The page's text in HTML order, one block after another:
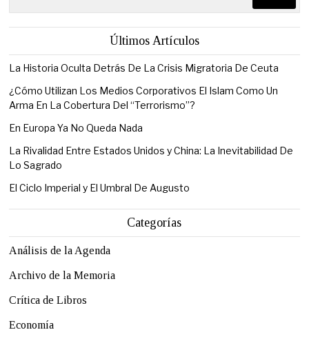
Últimos Artículos
La Historia Oculta Detrás De La Crisis Migratoria De Ceuta
¿Cómo Utilizan Los Medios Corporativos El Islam Como Un
Arma En La Cobertura Del “Terrorismo”?
En Europa Ya No Queda Nada
La Rivalidad Entre Estados Unidos y China: La Inevitabilidad De
Lo Sagrado
El Ciclo Imperial y El Umbral De Augusto
Categorías
Análisis de la Agenda
Archivo de la Memoria
Crítica de Libros
Economía